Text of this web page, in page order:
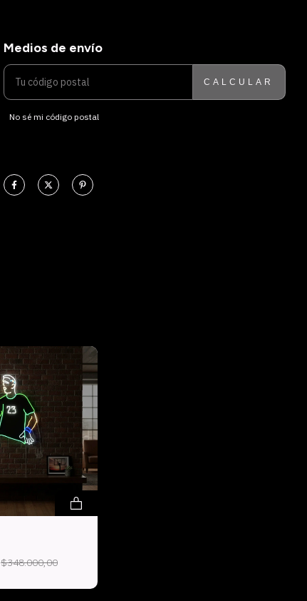
ENTREGAS PARA EL CP:
Medios de envío
CALCULAR
No sé mi código postal
$348.000,00